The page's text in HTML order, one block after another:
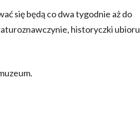
się będą co dwa tygodnie aż do
historyczki ubioru